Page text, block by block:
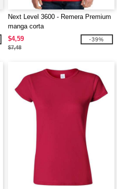
Next Level 3600 - Remera Premium
manga corta
$4,59
$7,48
-39%